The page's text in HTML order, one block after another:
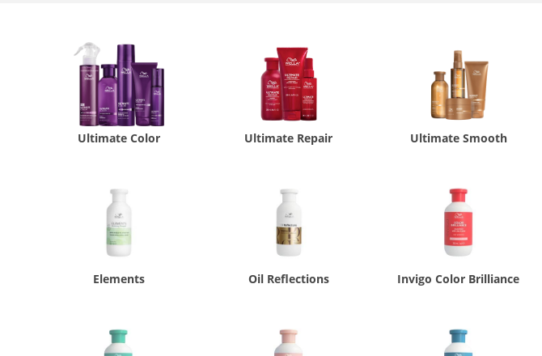
Ultimate Color Ultimate Repair Ultimate Smooth
Elements Oil Reflections Invigo Color Brilliance